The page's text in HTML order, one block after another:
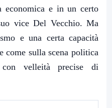
economica e in un certo
vice Del Vecchio. Ma
e una certa capacità
come sulla scena politica
velleità precise di